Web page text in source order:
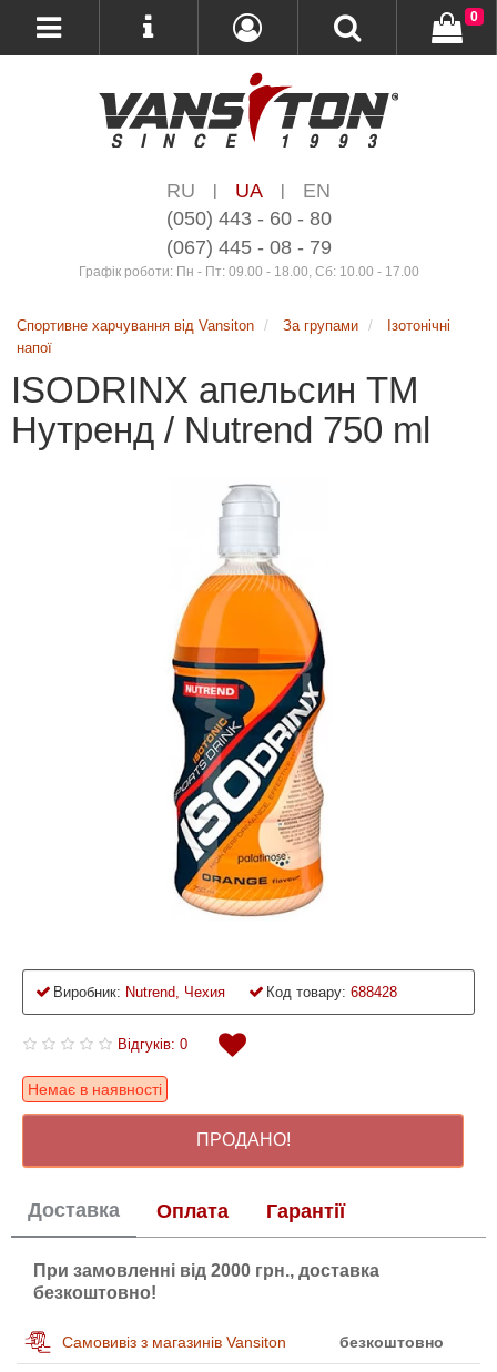
RU | UA |
EN
(050) 443 - 60 - 80
(067) 445 - 08 - 79
Графік роботи: Пн - Пт: 09.00 - 18.00, Сб: 10.00 - 17.00
0
Спортивне харчування від Vansiton За групами
Ізотонічні
напої
ISODRINX апельсин ТМ
Нутренд / Nutrend 750 ml
Виробник: Nutrend, Чехия Код товару: 688428
Відгуків: 0
Немає в наявності
ПРОДАНО!
Доставка Оплата Гарантії
При замовленні від 2000 грн., доставка
безкоштовно!
Самовивіз з магазинів Vansiton безкоштовно